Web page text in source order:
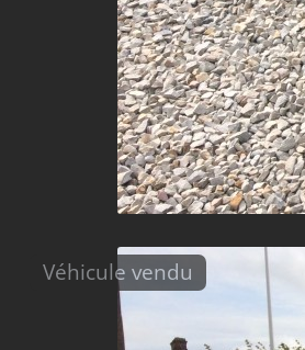
Véhicule vendu